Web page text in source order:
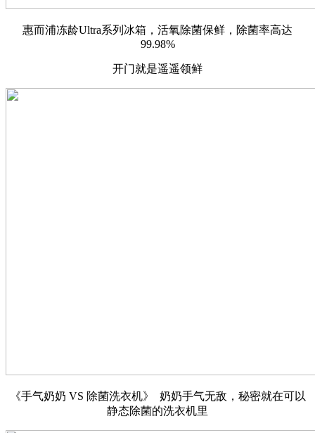
惠而浦冻龄Ultra系列冰箱，活氧除菌保鲜，除菌率高达
99.98%
开门就是遥遥领鲜
《手气奶奶 VS 除菌洗衣机》 奶奶手气无敌，秘密就在可以
静态除菌的洗衣机里